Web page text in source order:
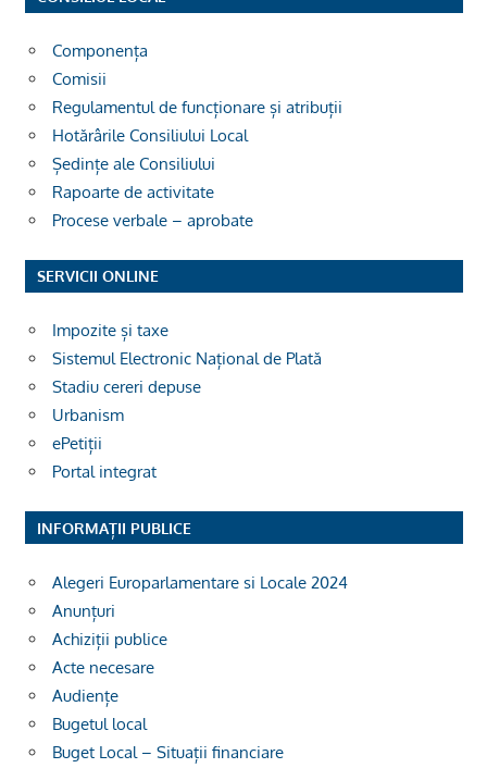
Componența
Comisii
Regulamentul de funcționare și atribuții
Hotărârile Consiliului Local
Ședințe ale Consiliului
Rapoarte de activitate
Procese verbale – aprobate
SERVICII ONLINE
Impozite și taxe
Sistemul Electronic Național de Plată
Stadiu cereri depuse
Urbanism
ePetiții
Portal integrat
INFORMAȚII PUBLICE
Alegeri Europarlamentare si Locale 2024
Anunțuri
Achiziții publice
Acte necesare
Audiențe
Bugetul local
Buget Local – Situații financiare